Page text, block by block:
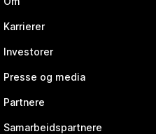
Karrierer
Investorer
Presse og media
Partnere
Samarbeidspartnere